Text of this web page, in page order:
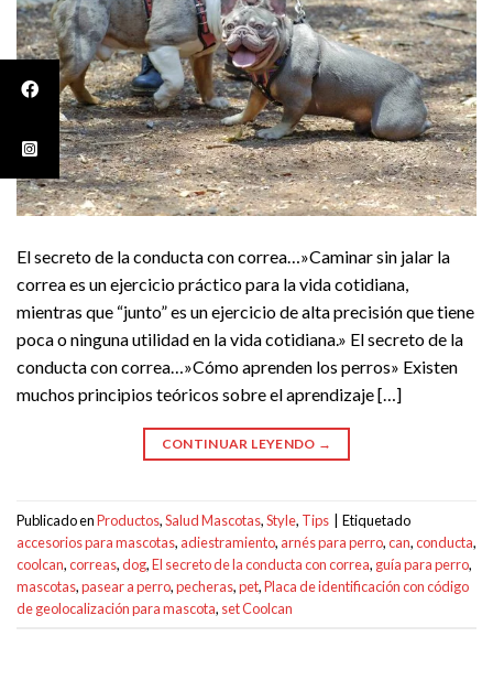
El secreto de la conducta con correa…»Caminar sin jalar la
correa es un ejercicio práctico para la vida cotidiana,
mientras que “junto” es un ejercicio de alta precisión que tiene
poca o ninguna utilidad en la vida cotidiana.» El secreto de la
conducta con correa…»Cómo aprenden los perros» Existen
muchos principios teóricos sobre el aprendizaje […]
CONTINUAR LEYENDO →
Publicado enProductos,Salud Mascotas,Style, Tips
Etiquetado
accesorios para mascotas, adiestramiento, arnés para perro,can,conducta,
coolcan,correas,dog,El secreto de la conducta con correa, guía para perro,
mascotas,pasear a perro,pecheras,pet,Placa de identificación con código
de geolocalización para mascota, set Coolcan